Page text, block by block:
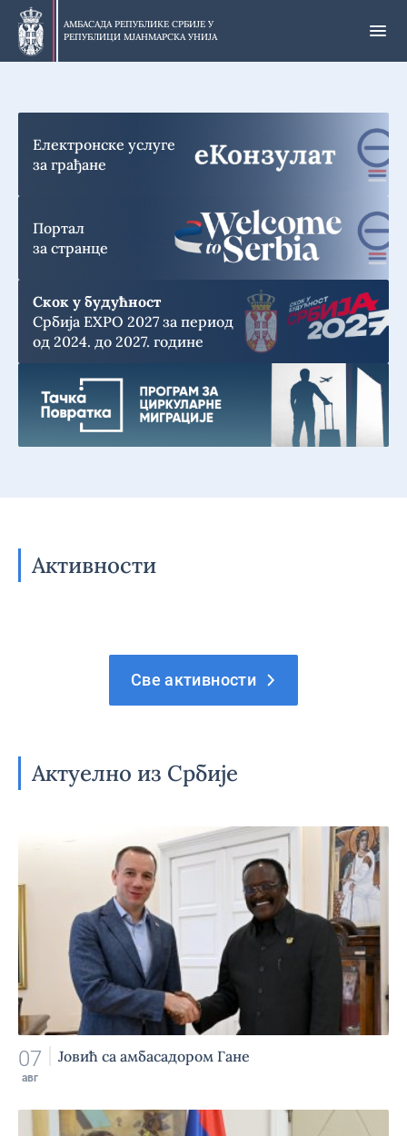
Прескочи
главни
део
АМБАСАДА РЕПУБЛИКЕ СРБИЈЕ У
РЕПУБЛИЦИ МЈАНМАРСКА УНИЈА
Електронске услуге
за грађане
Портал
за странце
Скок у будућност
Србија EXPO 2027 за период
од 2024. до 2027. године
Активности
Све активности
Актуелно из Србије
07
авг
Јовић са амбасадором Гане